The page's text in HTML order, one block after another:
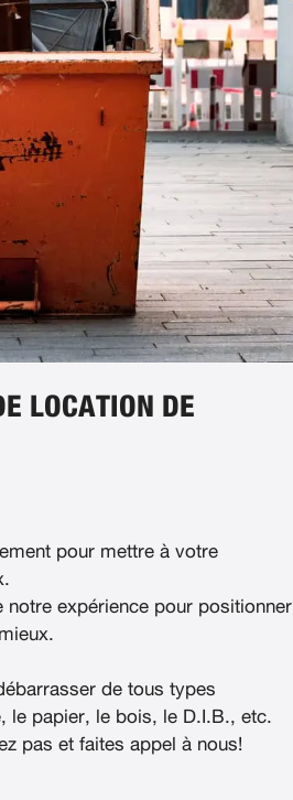
LOCATION DE
pour mettre à votre
expérience pour positionner
de tous types
le papier, le bois, le D.I.B., etc.
pas et faites appel à nous!